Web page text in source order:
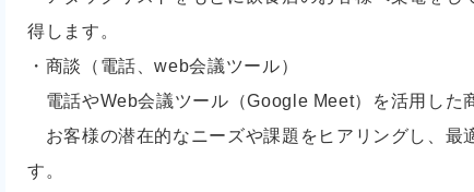
得します。
・商談（電話、web会議ツール）
電話やWeb会議ツール（Google Meet）を活用した
お客様の潜在的なニーズや課題をヒアリングし、最
す。